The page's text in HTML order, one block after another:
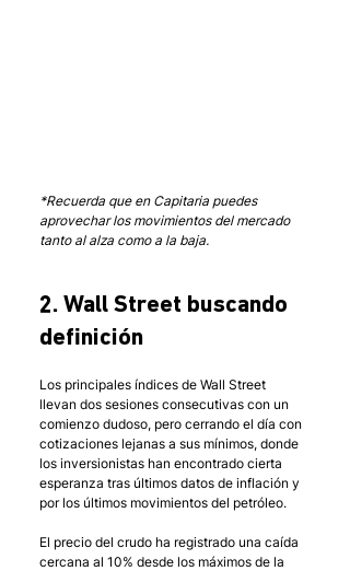
*Recuerda que en Capitaria puedes
aprovechar los movimientos del mercado
tanto al alza como a la baja.
2. Wall Street buscando
definición
Los principales índices de Wall Street
llevan dos sesiones consecutivas con un
comienzo dudoso, pero cerrando el día con
cotizaciones lejanas a sus mínimos, donde
los inversionistas han encontrado cierta
esperanza tras últimos datos de inflación y
por los últimos movimientos del petróleo.
El precio del crudo ha registrado una caída
cercana al 10% desde los máximos de la